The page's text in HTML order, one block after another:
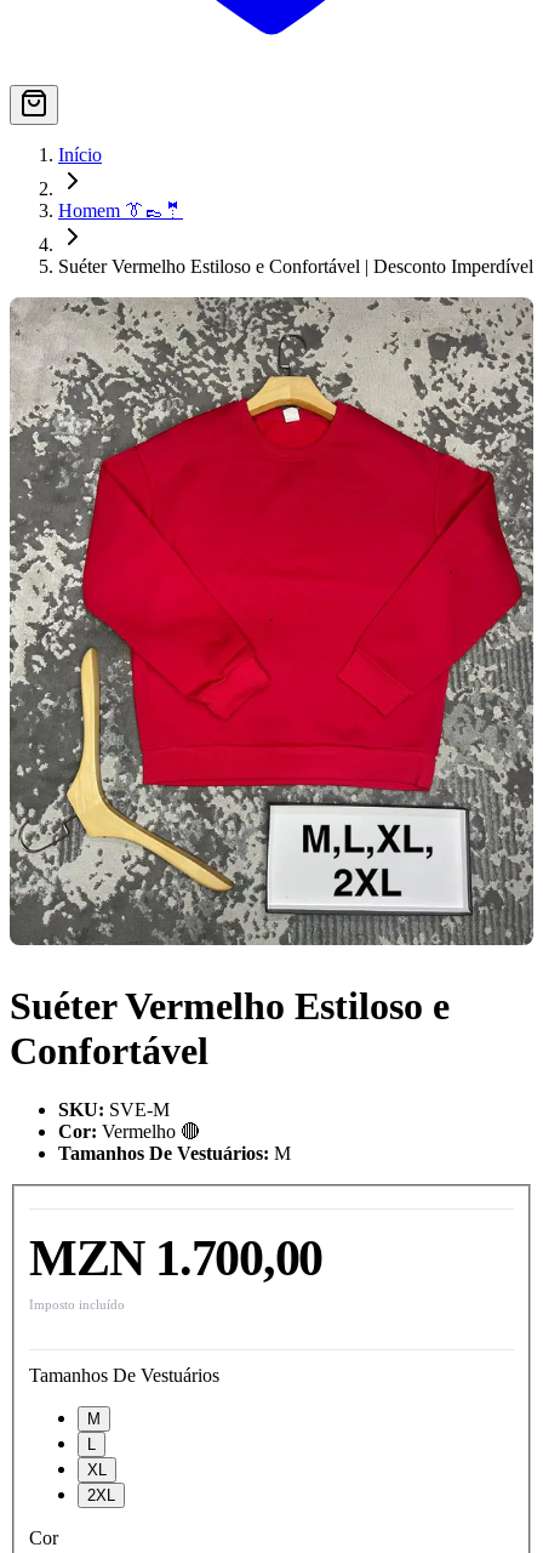
Início
Homem 👔👞🤵
Suéter Vermelho Estiloso e Confortável | Desconto Imperdível
Suéter Vermelho Estiloso e
Confortável
SKU: SVE-M
Cor: Vermelho 🔴
Tamanhos De Vestuários: M
MZN 1.700,00
Imposto incluído
Tamanhos De Vestuários
M
L
XL
2XL
Cor